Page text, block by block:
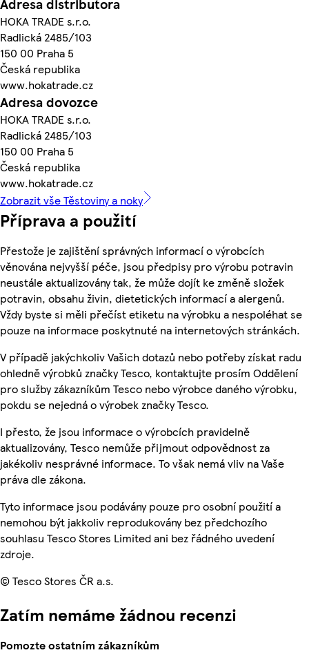
Adresa distributora
HOKA TRADE s.r.o.
Radlická 2485/103
150 00 Praha 5
Česká republika
www.hokatrade.cz
Adresa dovozce
HOKA TRADE s.r.o.
Radlická 2485/103
150 00 Praha 5
Česká republika
www.hokatrade.cz
Zobrazit vše Těstoviny a noky
Příprava a použití
Přestože je zajištění správných informací o výrobcích
věnována nejvyšší péče, jsou předpisy pro výrobu potravin
neustále aktualizovány tak, že může dojít ke změně složek
potravin, obsahu živin, dietetických informací a alergenů.
Vždy byste si měli přečíst etiketu na výrobku a nespoléhat se
pouze na informace poskytnuté na internetových stránkách.
V případě jakýchkoliv Vašich dotazů nebo potřeby získat radu
ohledně výrobků značky Tesco, kontaktujte prosím Oddělení
pro služby zákazníkům Tesco nebo výrobce daného výrobku,
pokdu se nejedná o výrobek značky Tesco.
I přesto, že jsou informace o výrobcích pravidelně
aktualizovány, Tesco nemůže přijmout odpovědnost za
jakékoliv nesprávné informace. To však nemá vliv na Vaše
práva dle zákona.
Tyto informace jsou podávány pouze pro osobní použití a
nemohou být jakkoliv reprodukovány bez předchozího
souhlasu Tesco Stores Limited ani bez řádného uvedení
zdroje.
© Tesco Stores ČR a.s.
Zatím nemáme žádnou recenzi
Pomozte ostatním zákazníkům